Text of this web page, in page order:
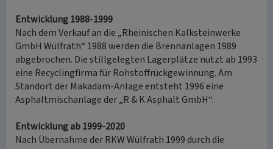
Entwicklung 1988-1999
Nach dem Verkauf an die „Rheinischen Kalksteinwerke
GmbH Wülfrath“ 1988 werden die Brennanlagen 1989
abgebrochen. Die stillgelegten Lagerplätze nutzt ab 1993
eine Recyclingfirma für Rohstoffrückgewinnung. Am
Standort der Makadam-Anlage entsteht 1996 eine
Asphaltmischanlage der „R & K Asphalt GmbH“.
Entwicklung ab 1999-2020
Nach Übernahme der RKW Wülfrath 1999 durch die